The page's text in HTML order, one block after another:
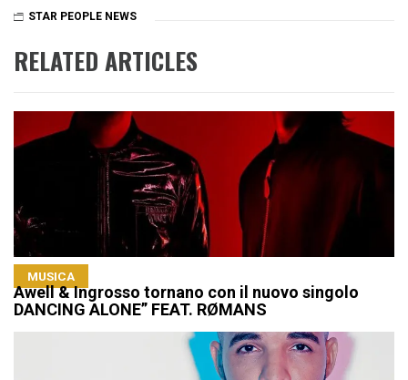
STAR PEOPLE NEWS
RELATED ARTICLES
MUSICA
Awell & Ingrosso tornano con il nuovo singolo
DANCING ALONE” FEAT. RØMANS